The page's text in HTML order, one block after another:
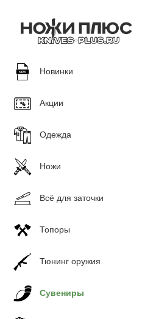
Новинки
Акции
Одежда
Ножи
Всё для заточки
Топоры
Тюнинг оружия
Сувениры